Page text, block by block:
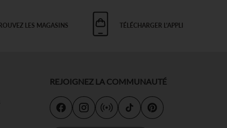
LES MAGASINS TÉLÉCHARGER L'APPLI
REJOIGNEZ LA COMMUNAUTÉ